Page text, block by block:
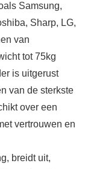
Samsung,
Sharp, LG,
van
tot 75kg
is uitgerust
van de sterkste
over een
vertrouwen en
breidt uit,